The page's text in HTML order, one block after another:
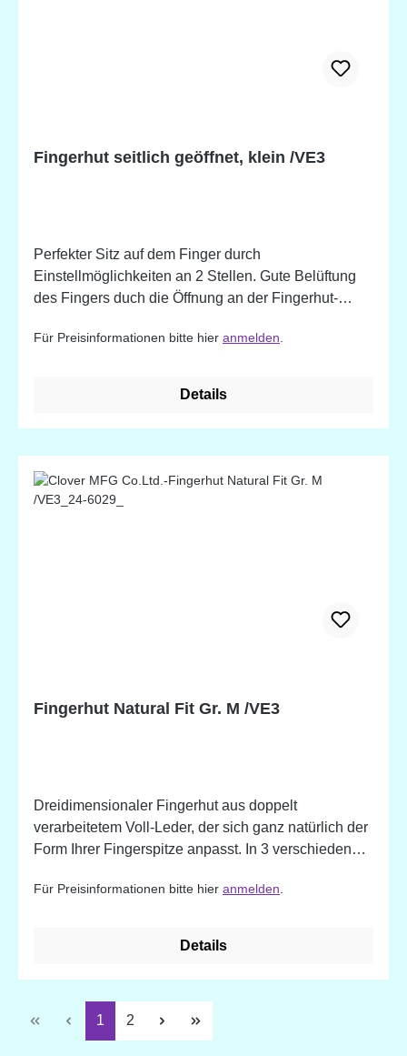
Fingerhut seitlich geöffnet, klein /VE3
Perfekter Sitz auf dem Finger durch
Einstellmöglichkeiten an 2 Stellen. Gute Belüftung
des Fingers duch die Öffnung an der Fingerhut-
Für Preisinformationen bitte hier anmelden
Details
Fingerhut Natural Fit Gr. M /VE3
Dreidimensionaler Fingerhut aus doppelt
verarbeitetem Voll-Leder, der sich ganz natürlich der
Form Ihrer Fingerspitze anpasst. In 3 verschiedenen
Für Preisinformationen bitte hier anmelden
Details
Seite
1 Seite
2